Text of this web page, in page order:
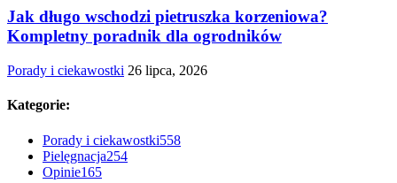
Jak długo wschodzi pietruszka korzeniowa?
Kompletny poradnik dla ogrodników
Porady i ciekawostki 26 lipca, 2026
Kategorie:
Porady i ciekawostki558
Pielęgnacja254
Opinie165